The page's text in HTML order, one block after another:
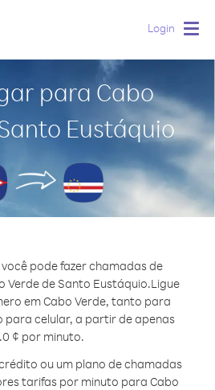
Login
para Cabo
Eustáquio
pode fazer chamadas de
Verde de Santo Eustáquio.Ligue
em Cabo Verde, tanto para
para celular, a partir de apenas
¢ por minuto.
ou um plano de chamadas
tarifas por minuto para Cabo